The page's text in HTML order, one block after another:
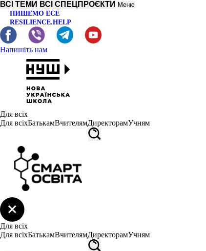
ВСІ ТЕМИ ВСІ СПЕЦПРОЄКТИ Меню
ПИШЕМО ЕСЕ
RESILIENCE.HELP
Напишіть нам
Для всіх
Для всіхБатькамВчителямДиректорамУчням
Для всіх
Для всіхБатькамВчителямДиректорамУчням